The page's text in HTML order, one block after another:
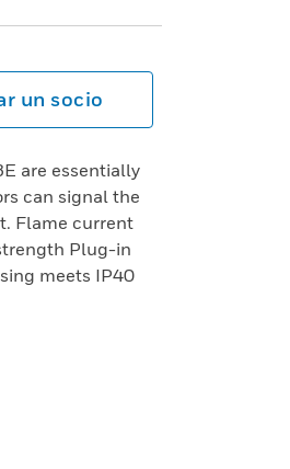
un socio
are essentially
can signal the
Flame current
Plug-in
meets IP40